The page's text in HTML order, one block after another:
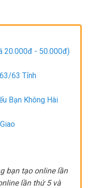
20.000đ - 50.000đ)
63 Tỉnh
Bạn Không Hài
bạn tạo online lần
lần thứ 5 và